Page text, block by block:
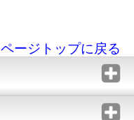
ページトップに戻る